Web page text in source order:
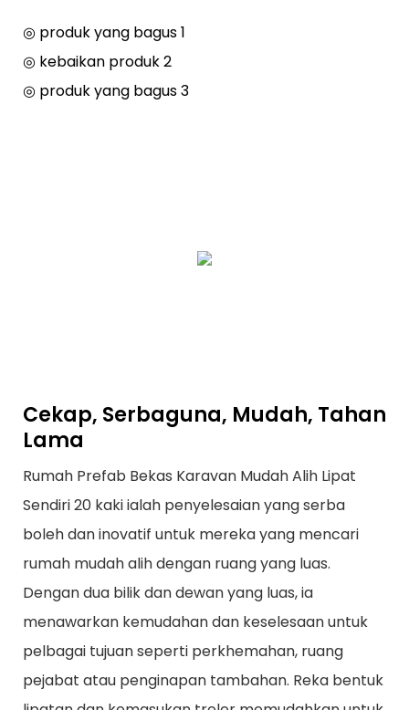
◎ produk yang bagus 1
◎ kebaikan produk 2
◎ produk yang bagus 3
Cekap, Serbaguna, Mudah, Tahan
Lama
Rumah Prefab Bekas Karavan Mudah Alih Lipat
Sendiri 20 kaki ialah penyelesaian yang serba
boleh dan inovatif untuk mereka yang mencari
rumah mudah alih dengan ruang yang luas.
Dengan dua bilik dan dewan yang luas, ia
menawarkan kemudahan dan keselesaan untuk
pelbagai tujuan seperti perkhemahan, ruang
pejabat atau penginapan tambahan. Reka bentuk